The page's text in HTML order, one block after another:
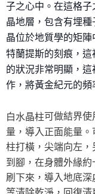
7-11取貨付款
每筆NT$80，滿
賣家宅配幫您送（台灣
每筆NT$80，滿
郵局幫你送（離島）
付款後門市自取
免運費
子之心中。在這格
晶地層，包含有埋
晶位於地質學的矩陣
特蘭提斯的刻痕，這
的狀況非常明顯，
作，將黃金紀元的頻
白水晶柱可做結界使
量，導入正面能量
柱打橫，尖端向左
到腳，在身體外緣
刷下來，導入地底